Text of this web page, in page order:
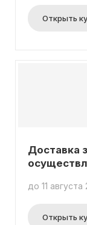
Открыть
Доставка
до 11 августа
Открыть